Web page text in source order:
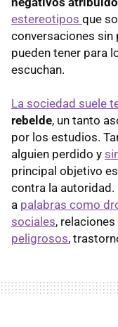
estereotipos que
conversaciones
pueden tener para
escuchan.
La sociedad suele
rebelde, un tanto
por los estudios.
alguien perdido y
principal objetivo
contra la autoridad.
a palabras como
sociales,
peligrosos,